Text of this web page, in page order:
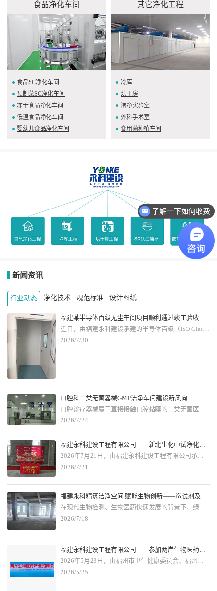
食品净化车间
食品SC净化车间
预制菜SC净化车间
冻干食品净化车间
低温食品净化车间
婴幼儿食品净化车间
其它净化工程
冷库
烘干房
洁净实验室
外科手术室
食用菌种植车间
新闻资讯
行业动态 净化技术 规范标准 设计图纸
福建某半导体百级无尘车间项目顺利通过竣工验收
近日，由福建永科建设承建的半导体百级（ISO Class5）无尘车间工程项目，圆满完成全部施工、系统调试与第三方检测，顺利通过竣工验收，正式交付投产。 百级洁净车间作为半导体光刻、芯片检测、精密封装等核心工序的关键载体，洁净标准严苛，对气流组织、温湿度控制、静电防护、围护密封性有着微米级要求。本项目严格依据《电子工业洁净厂房设计规范》GB 50472、GB 50591 洁净室施工验收规范以及 ISO14644 国际洁净标准规划建设。
2026/7/30
口腔科二类无菌器械GMP洁净车间建设新风向
口腔诊疗器械属于直接接触口腔黏膜的二类无菌医疗器械，随着口腔医疗行业持续扩容、监管法规迭代升级，口腔科设备及器具无菌生产 GMP 洁净车间迎来新一轮新建、改造浪潮，行业呈现多重清晰发展动态。
2026/7/24
2026/7/21
福建永科精筑洁净空间 赋能生物创新——鲎试剂及基因替代产品中试洁净车间设计与建设
在现代生物检测、生物医药快速发展的背景下，绿色环保鲎试剂、基因替代生物试剂成为生物诊断领域的重要创新方向。相较于传统生化产品，基因重组类试剂、环保型鲎试剂对生产环境的洁净度、稳定性、安全性、生物防护等级要求更为严苛。高标准的中试洁净车间，是产品研发试验、工艺优化、成果转化、稳定量产的核心基础。为适配绿色环保鲎试剂及基因替代产品中试生产线建设需求，本次洁净车间严格按照生物医药净化标准、生物安全规范及绿色生产理念进行整体专项设计与建设，全力打造适配基因重组试剂研发、配制、纯化、试验、中试产出的专业化洁净生产
2026/7/18
2026/5/25
了解一下如何收费